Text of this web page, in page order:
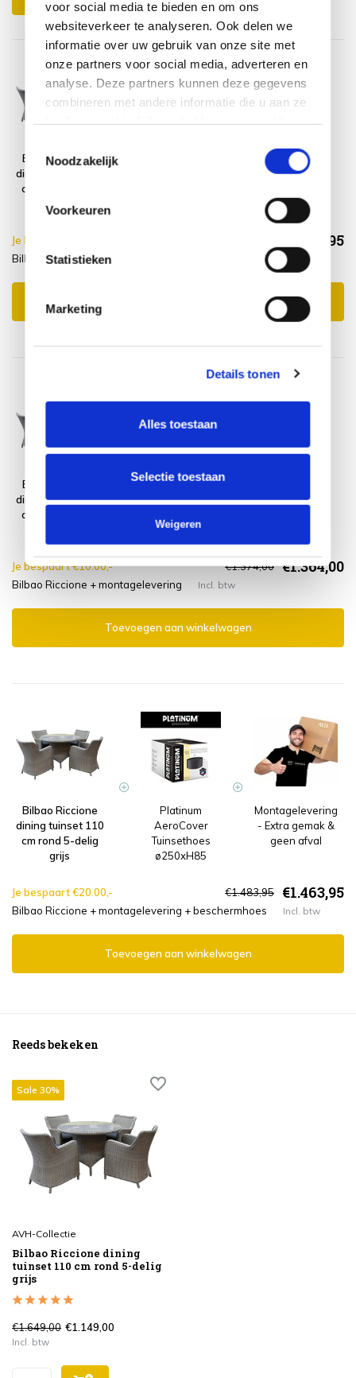
voor social media te bieden en om ons
websiteverkeer te analyseren. Ook delen we
informatie over uw gebruik van onze site met
onze partners voor social media, adverteren en
analyse. Deze partners kunnen deze gegevens
combineren met andere informatie die u aan ze
Noodzakelijk
Voorkeuren
Statistieken
Marketing
Details tonen
Alles toestaan
Selectie toestaan
Weigeren
Bilbao Riccione
dining tuinset 110
cm rond 5-delig
grijs
Je bespaart €5.00,- €1.253,95
Bilbao Riccione + beschermhoes
Bilbao Riccione
dining tuinset 110
cm rond 5-delig
Montagelevering
- Extra gemak &
Je bespaart €10.00,- €1.374,00 €1.364,00
Bilbao Riccione + montagelevering Incl. btw
Toevoegen aan winkelwagen
Bilbao Riccione
dining tuinset 110
cm rond 5-delig
grijs
Platinum
AeroCover
Tuinsethoes
ø250xH85
Montagelevering
- Extra gemak &
geen afval
Je bespaart €20.00,- €1.483,95 €1.463,95
Bilbao Riccione + montagelevering + beschermhoes Incl. btw
Toevoegen aan winkelwagen
Reeds bekeken
Sale 30%
AVH-Collectie
Bilbao Riccione dining
tuinset 110 cm rond 5-delig
grijs
€1.649,00 €1.149,00
Incl. btw